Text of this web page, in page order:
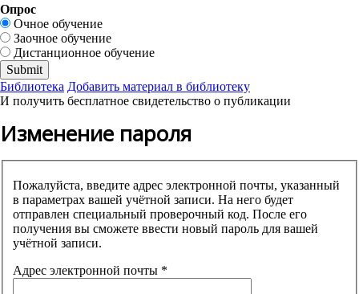
Опрос
Очное обучение
Заочное обучение
Дистанционное обучение
Библиотека Добавить материал в библиотеку
И получить бесплатное свидетельство о публикации
Изменение пароля
Пожалуйста, введите адрес электронной почты, указанный
в параметрах вашей учётной записи. На него будет
отправлен специальный проверочный код. После его
получения вы сможете ввести новый пароль для вашей
учётной записи.
Адрес электронной почты *